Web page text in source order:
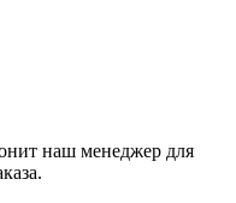
наш менеджер для